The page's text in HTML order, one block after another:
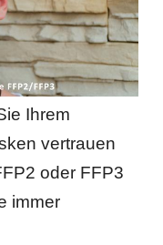
Ihrem
vertrauen
oder FFP3
immer